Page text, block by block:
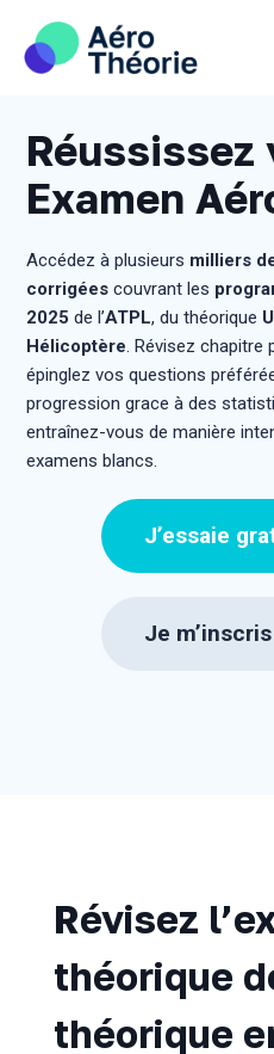
content
Réussissez
Examen
Accédez à plusieurs milliers
corrigées couvrant les
2025 de l’ATPL, du théorique
Hélicoptère. Révisez chapitre
épinglez vos questions
progression grace à des
entraînez-vous de manière
examens blancs.
J’essaie
Je
Révisez
théorique
théorique